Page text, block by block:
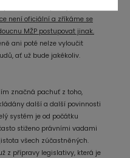
tržní podíly.
není oficiální a zříkáme se
MŽP postupovat jinak.
ani poté nelze vyloučit
ať už bude jakékoliv.
značná pachuť z toho,
další a další povinnosti
systém je od počátku
stiženo právními vadami
všech zúčastněných.
z přípravy legislativy, která je